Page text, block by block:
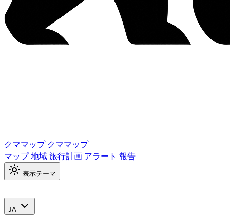
クママップ クママップ
マップ地域旅行計画 アラート 報告
表示テーマ
JA